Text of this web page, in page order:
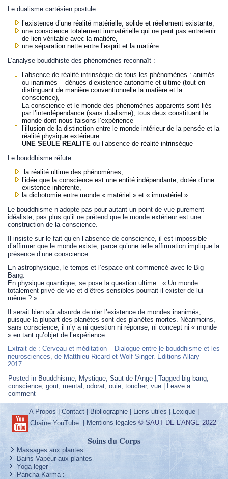
Le dualisme cartésien postule :
l’existence d’une réalité matérielle, solide et réellement existante,
une conscience totalement immatérielle qui ne peut pas entretenir
de lien véritable avec la matière,
une séparation nette entre l’esprit et la matière
L’analyse bouddhiste des phénomènes reconnaît :
l’absence de réalité intrinsèque de tous les phénomènes : animés
ou inanimés – dénués d’existence autonome et ultime (tout en
distinguant de manière conventionnelle la matière et la
conscience),
La conscience et le monde des phénomènes apparents sont liés
par l’interdépendance (sans dualisme), tous deux constituant le
monde dont nous faisons l’expérience
l’illusion de la distinction entre le monde intérieur de la pensée et la
réalité physique extérieure
UNE SEULE REALITE ou l’absence de réalité intrinsèque
Le bouddhisme réfute :
la réalité ultime des phénomènes,
l’idée que la conscience est une entité indépendante, dotée d’une
existence inhérente,
la dichotomie entre monde « matériel » et « immatériel »
Le bouddhisme n’adopte pas pour autant un point de vue purement
idéaliste, pas plus qu’il ne prétend que le monde extérieur est une
construction de la conscience.
Il insiste sur le fait qu’en l’absence de conscience, il est impossible
d’affirmer que le monde existe, parce qu’une telle affirmation implique la
présence d’une conscience.
En astrophysique, le temps et l’espace ont commencé avec le Big
Bang.
En physique quantique, se pose la question ultime : « Un monde
totalement privé de vie et d’êtres sensibles pourrait-il exister de lui-
même ? »….
Il serait bien sûr absurde de nier l’existence de mondes inanimés,
puisque la plupart des planètes sont des planètes mortes. Néanmoins,
sans conscience, il n’y a ni question ni réponse, ni concept ni « monde
» en tant qu’objet de l’expérience.
Extrait de : Cerveau et méditation – Dialogue entre le bouddhisme et les
neurosciences, de Matthieu Ricard et Wolf Singer. Éditions Allary –
2017
Posted in Bouddhisme, Mystique,Saut de l'Ange |Tagged big bang,
conscience,gout,mental ,odorat,ouie,toucher,vue
Leave a
comment
A Propos |Contact Bibliographie Liens utiles | Lexique
Chaîne YouTube| Mentions légales © SAUT DE L'ANGE 2022
Soins du Corps
Massages aux plantes
Bains Vapeur aux plantes
Yoga léger
Pancha Karma: